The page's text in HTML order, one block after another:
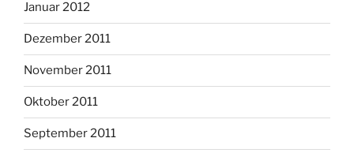
Januar 2012
Dezember 2011
November 2011
Oktober 2011
September 2011